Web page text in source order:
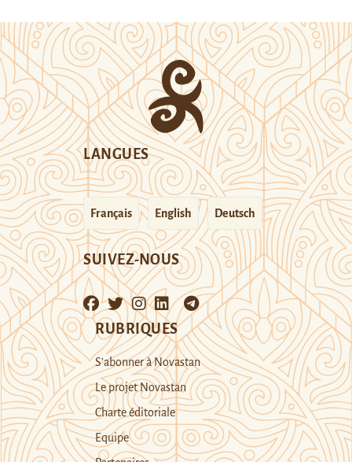
LANGUES
Français English Deutsch
SUIVEZ-NOUS
RUBRIQUES
S’abonner à Novastan
Le projet Novastan
Charte éditoriale
Equipe